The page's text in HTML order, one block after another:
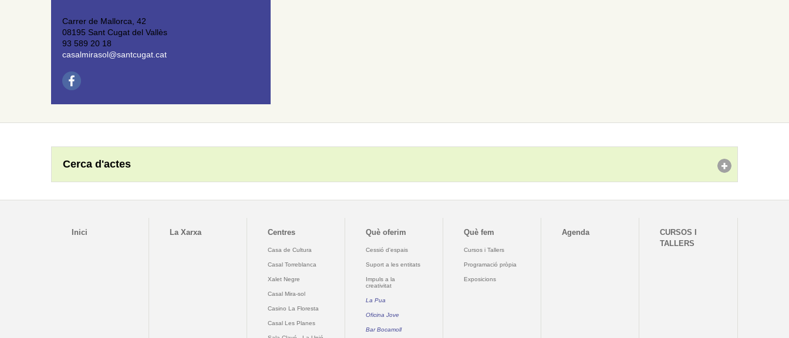
Carrer de Mallorca, 42
08195 Sant Cugat del Vallès
93 589 20 18
casalmirasol@santcugat.cat
Cerca d'actes
Inici La Xarxa Centres
Casa de Cultura
Casal Torreblanca
Xalet Negre
Casal Mira-sol
Casino La Floresta
Casal Les Planes
Què oferim
Cessió d'espais
Suport a les entitats
Impuls a la
creativitat
La Pua
Oficina Jove
Bar Bocamoll
Què fem
Cursos i Tallers
Programació pròpia
Exposicions
Agenda
CURSOS I
TALLERS